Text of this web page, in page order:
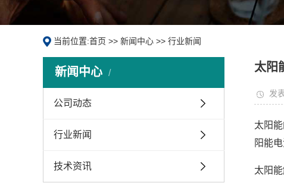
当前位置:首页 >> 新闻中心 >> 行业新闻
新闻中心
公司动态
行业新闻
技术资讯
太阳
发
太阳
阳能
太阳